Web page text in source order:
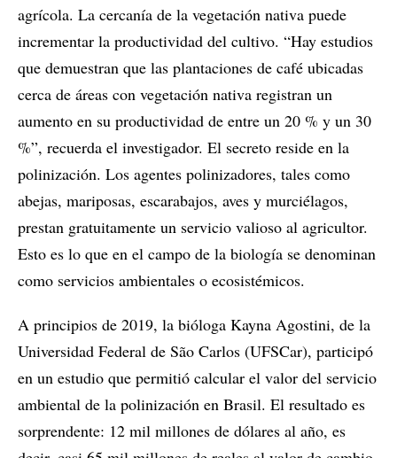
agrícola. La cercanía de la vegetación nativa puede
incrementar la productividad del cultivo. “Hay estudios
que demuestran que las plantaciones de café ubicadas
cerca de áreas con vegetación nativa registran un
aumento en su productividad de entre un 20 % y un 30
%”, recuerda el investigador. El secreto reside en la
polinización. Los agentes polinizadores, tales como
abejas, mariposas, escarabajos, aves y murciélagos,
prestan gratuitamente un servicio valioso al agricultor.
Esto es lo que en el campo de la biología se denominan
como servicios ambientales o ecosistémicos.
A principios de 2019, la bióloga Kayna Agostini, de la
Universidad Federal de São Carlos (UFSCar), participó
en un estudio que permitió calcular el valor del servicio
ambiental de la polinización en Brasil. El resultado es
sorprendente: 12 mil millones de dólares al año, es